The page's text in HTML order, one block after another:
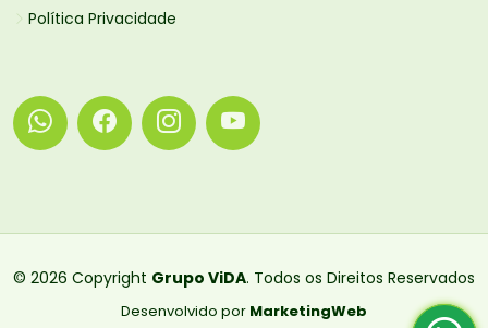
Política Privacidade
© 2026 Copyright Grupo ViDA. Todos os Direitos Reservados
Desenvolvido por MarketingWeb